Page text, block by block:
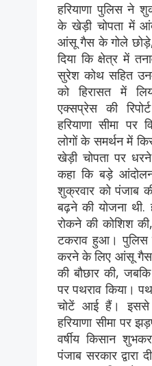
हरियाणा पुलिस ने
के खेड़ी चोपता में
आंसू गैस के गोले
दिया कि क्षेत्र में
सुरेश कोथ सहित
को हिरासत में
एक्सप्रेस की
हरियाणा सीमा पर
लोगों के समर्थन में
खेड़ी चोपता पर
कहा कि बड़े
शुक्रवार को पंजाब
बढ़ने की योजना थी.
रोकने की कोशिश
टकराव हुआ। पुलिस
करने के लिए आंसू गैस
की बौछार की,
पर पथराव किया।
चोटें आई हैं। इससे
हरियाणा सीमा पर
वर्षीय किसान
पंजाब सरकार